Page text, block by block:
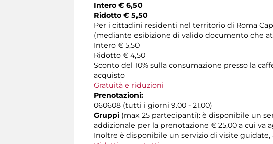
Intero € 6,50
Ridotto € 5,50
Per i cittadini residenti nel territorio di Roma
(mediante esibizione di valido documento che
Intero € 5,50
Ridotto € 4,50
Sconto del 10% sulla consumazione presso la
acquisto
Gratuità e riduzioni
Prenotazioni:
060608 (tutti i giorni 9.00 - 21.00)
Gruppi (max 25 partecipanti): è disponibile un
addizionale per la prenotazione € 25,00 a cui va
Inoltre è disponibile un servizio di visite